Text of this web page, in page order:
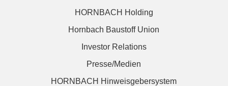
HORNBACH Holding
Hornbach Baustoff Union
Investor Relations
Presse/Medien
HORNBACH Hinweisgebersystem